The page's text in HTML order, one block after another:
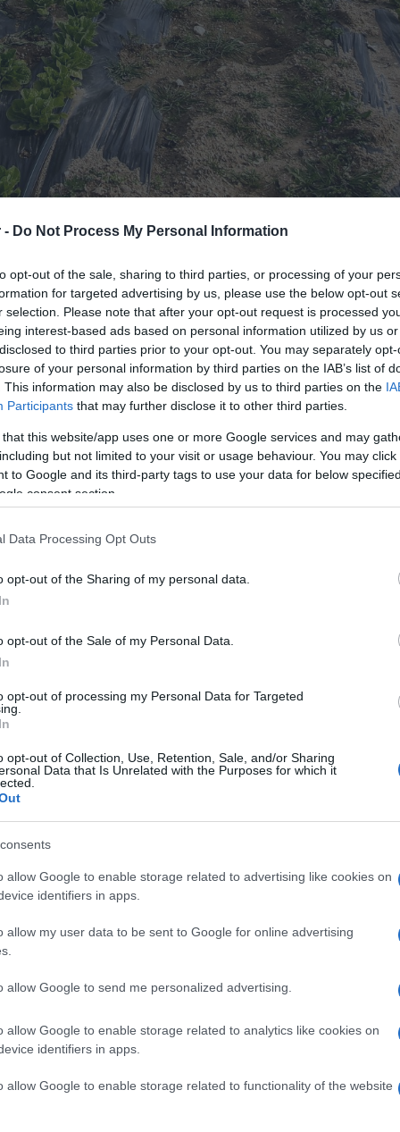
- Do Not Process My Personal Information
opt-out of the sale, sharing to third parties, or processing of your
for targeted advertising by us, please use the below opt-out
selection. Please note that after your opt-out request is processed
interest-based ads based on personal information utilized by us
to third parties prior to your opt-out. You may separately
of your personal information by third parties on the IAB’s list of
This information may also be disclosed by us to third parties on the
Participants that may further disclose it to other third parties.
that this website/app uses one or more Google services and may
but not limited to your visit or usage behaviour. You may
to Google and its third-party tags to use your data for below
consent section.
Data Processing Opt Outs
opt-out of the Sharing of my personal data.
opt-out of the Sale of my Personal Data.
opt-out of processing my Personal Data for Targeted
opt-out of Collection, Use, Retention, Sale, and/or Sharing
Data that Is Unrelated with the Purposes for which it
allow Google to enable storage related to advertising like cookies on
identifiers in apps.
allow my user data to be sent to Google for online advertising
allow Google to send me personalized advertising.
allow Google to enable storage related to analytics like cookies on
identifiers in apps.
allow Google to enable storage related to functionality of the website
χιλιάδες πολίτες βάζει η εφαρμογή
παύει να διεκδικεί αγροτικές
ίδιο στο παρελθόν, χωρίς να έχει
κυριότητάς τους.
οι οποίοι καλλιεργούν και κατέχουν
παραχωρηθεί από το Ελληνικό
να μεταβιβάσουν ή να κληροδοτήσουν
την περιουσία τους στο
με το ίδιο το Δημόσιο, το οποίο
είχε παραχωρήσει.
λύσεις σε καθημερινά
πολίτης στις συναλλαγές
μπαίνει τέλος σε παράλογες
του Δημοσίου είναι μια από αυτές τις
της κυβέρνησης,
να έχει προσωρινά παραχωρητήρια
εκατό χρόνια μετά ότι αυτά
με ταχύτητα και συνέπεια στην
του νόμου, έχοντας ως γνώμονα ότι
από το κράτος ως